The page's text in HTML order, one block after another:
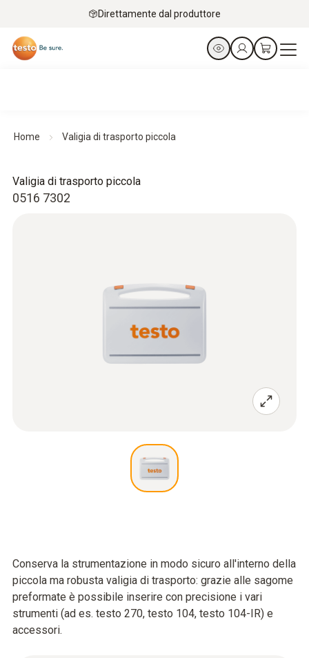
Direttamente dal produttore
Home Valigia di trasporto piccola
0516 7302
Valigia di trasporto piccola
Conserva la strumentazione in modo sicuro all'interno della
piccola ma robusta valigia di trasporto: grazie alle sagome
preformate è possibile inserire con precisione i vari
strumenti (ad es. testo 270, testo 104, testo 104-IR) e
accessori.